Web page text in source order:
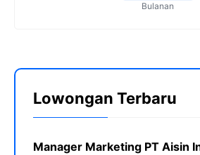
Bulanan
Lowongan Terbaru
Manager Marketing PT Aisin